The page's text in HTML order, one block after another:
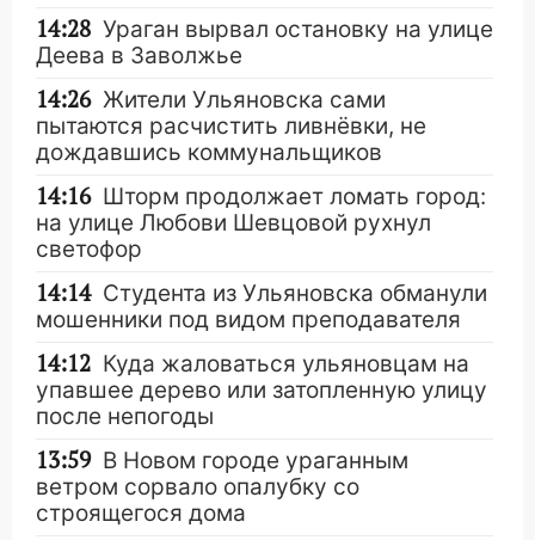
14:28 Ураган вырвал остановку на улице
Деева в Заволжье
14:26 Жители Ульяновска сами
пытаются расчистить ливнёвки, не
дождавшись коммунальщиков
14:16 Шторм продолжает ломать город:
на улице Любови Шевцовой рухнул
светофор
14:14 Студента из Ульяновска обманули
мошенники под видом преподавателя
14:12 Куда жаловаться ульяновцам на
упавшее дерево или затопленную улицу
после непогоды
13:59 В Новом городе ураганным
ветром сорвало опалубку со
строящегося дома